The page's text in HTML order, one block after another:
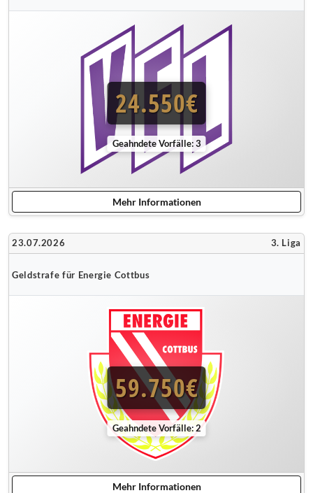
24.550€
Geahndete Vorfälle: 3
Mehr Informationen
23.07.2026 3. Liga
Geldstrafe für Energie Cottbus
59.750€
Geahndete Vorfälle: 2
Mehr Informationen